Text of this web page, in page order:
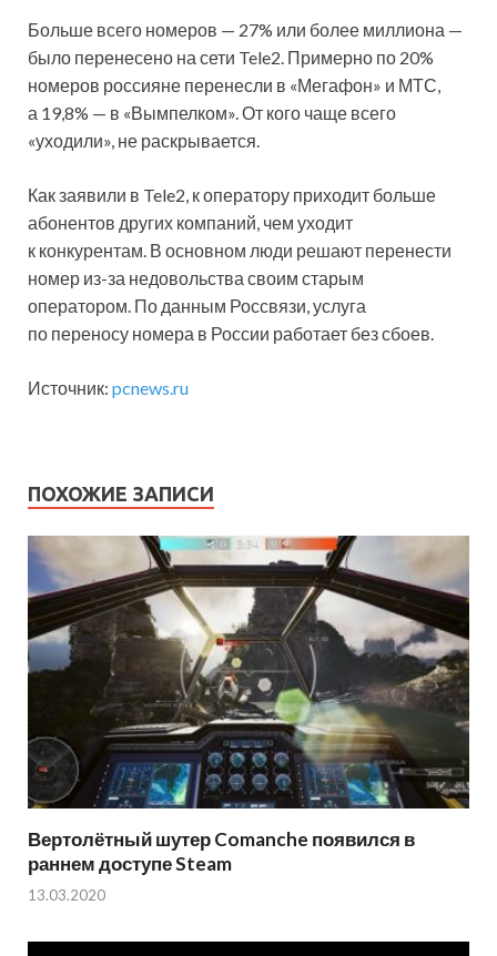
Больше всего номеров — 27% или более миллиона —
было перенесено на сети Tele2. Примерно по 20%
номеров россияне перенесли в «Мегафон» и МТС,
а 19,8% — в «Вымпелком». От кого чаще всего
«уходили», не раскрывается.
Как заявили в Tele2, к оператору приходит больше
абонентов других компаний, чем уходит
к конкурентам. В основном люди решают перенести
номер из-за недовольства своим старым
оператором. По данным Россвязи, услуга
по переносу номера в России работает без сбоев.
Источник: pcnews.ru
ПОХОЖИЕ ЗАПИСИ
Вертолётный шутер Comanche появился в
раннем доступе Steam
13.03.2020